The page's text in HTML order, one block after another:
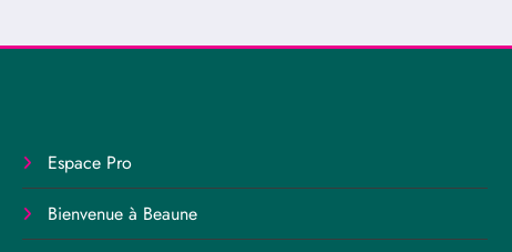
Espace Pro
Bienvenue à Beaune